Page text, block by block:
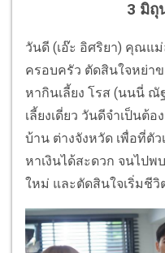
3 มิถุ
วันดี (เอ๊ะ อิศริยา) คุณแ
ครอบครัว ตัดสินใจหย่า
หากินเลี้ยง โรส (นนนี่
เลี้ยงเดี่ยว วันดีจำเป็น
บ้าน ต่างจังหวัด เพื่อที่ตั
หาเงินได้สะดวก จนไป
ใหม่ และตัดสินใจเริ่มชี